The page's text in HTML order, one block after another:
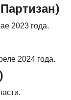
2023 года.
2024 года.